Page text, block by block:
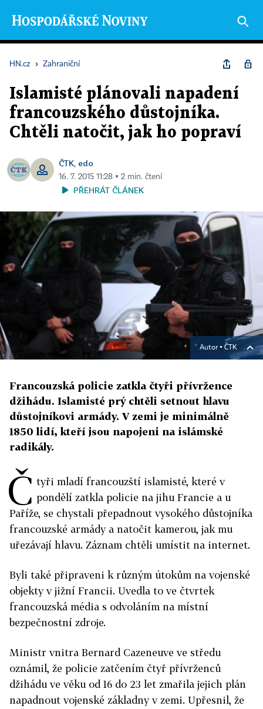
HN.cz › Zahraniční
Islamisté plánovali napadení
francouzského důstojníka.
Chtěli natočit, jak ho popraví
ČTK, edo
16. 7. 2015 11:28 ▪ 2 min. čtení
PŘEHRÁT ČLÁNEK
Autor ▪ ČTK
Francouzská policie zatkla čtyři přívržence
džihádu. Islamisté prý chtěli setnout hlavu
důstojníkovi armády. V zemi je minimálně
1850 lidí, kteří jsou napojeni na islámské
radikály.
Č tyři mladí francouzští islamisté, které v
pondělí zatkla policie na jihu Francie a u
Paříže, se chystali přepadnout vysokého důstojníka
francouzské armády a natočit kamerou, jak mu
uřezávají hlavu. Záznam chtěli umístit na internet.
Byli také připraveni k různým útokům na vojenské
objekty v jižní Francii. Uvedla to ve čtvrtek
francouzská média s odvoláním na místní
bezpečnostní zdroje.
Ministr vnitra Bernard Cazeneuve ve středu
oznámil, že policie zatčením čtyř přívrženců
džihádu ve věku od 16 do 23 let zmařila jejich plán
napadnout vojenské základny v zemi. Upřesnil, že